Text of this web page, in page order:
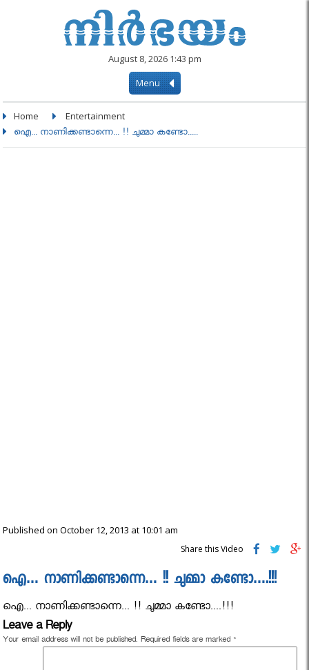
August 8, 2026 1:43 pm
Menu
Home Entertainment
ഐ... നാണിക്കണ്ടാന്നെ... !! ചുമ്മാ കണ്ടോ.....
Published on October 12, 2013 at 10:01 am
Share this Video
ഐ… നാണിക്കണ്ടാന്നെ… !! ചുമ്മാ കണ്ടോ….!!!
ഐ... നാണിക്കണ്ടാന്നെ... !! ചുമ്മാ കണ്ടോ....!!!
Leave a Reply
Your email address will not be published. Required fields are marked *